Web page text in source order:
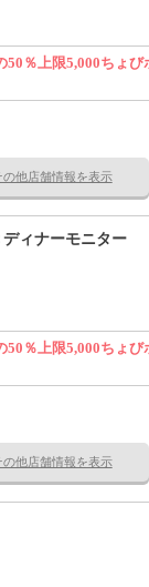
50％上限5,000ちょび
の他店舗情報を表示
ィナーモニター
50％上限5,000ちょび
の他店舗情報を表示